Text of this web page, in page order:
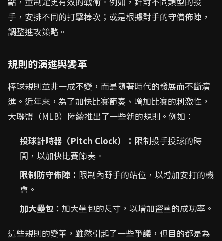
手，安排不同的打擊棒次；或是根據對手的守備佈陣，
調整進攻策略。
規則的演進與變革
棒球規則並非一成不變，而是隨著時代的發展而不斷演
進。近年來，為了加快比賽節奏、增加比賽的刺激性，
大聯盟（MLB）陸續推出了一些新的規則。例如：
投球計時器（Pitch Clock）： 限制投手投球的時
間，以加快比賽節奏。
限制防守佈陣： 限制內野手的站位，以增加安打的機
會。
加大壘包： 加大壘包的尺寸，以增加盜壘的成功率。
這些規則的變革，雖然引起了一些爭議，但目的都是為